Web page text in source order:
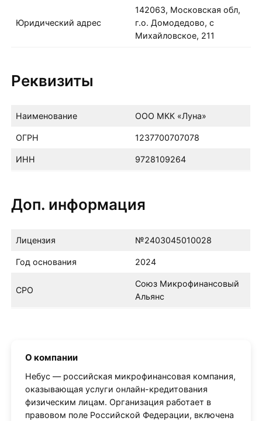
Юридический адрес
142063, Московская обл,
г.о. Домодедово, с
Михайловское, 211
Реквизиты
Наименование ООО МКК «Луна»
ОГРН 1237700707078
ИНН 9728109264
Доп. информация
Лицензия №2403045010028
Год основания 2024
СРО
Союз Микрофинансовый
Альянс
О компании
Небус — российская микрофинансовая компания,
оказывающая услуги онлайн-кредитования
физическим лицам. Организация работает в
правовом поле Российской Федерации, включена